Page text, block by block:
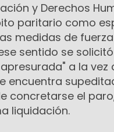
y Derechos
paritario como
medidas de
sentido se
a la vez
encuentra
concretarse el
liquidación.